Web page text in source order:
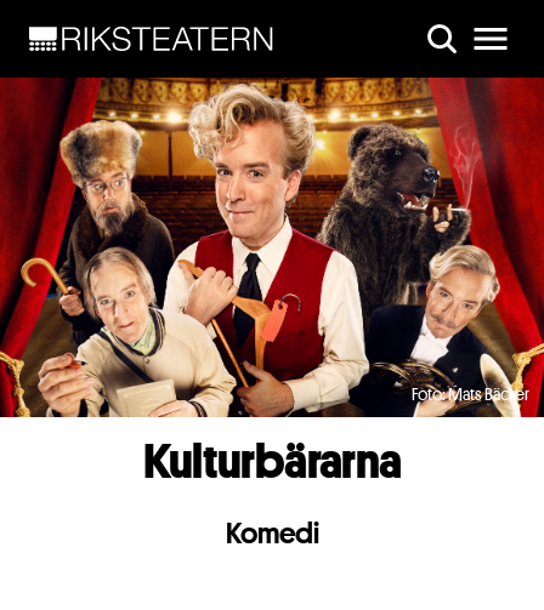
Foto: Mats Bäcker
Kulturbärarna
Komedi